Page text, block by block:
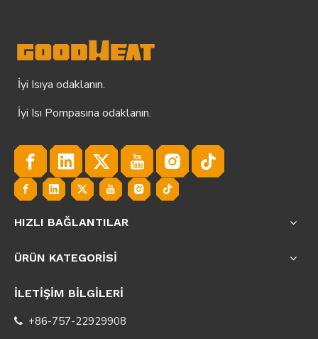
İyi Isıya odaklanın.
İyi Isı Pompasına odaklanın.
HIZLI BAĞLANTILAR
ÜRÜN KATEGORİSİ
İLETİŞİM BİLGİLERİ
 +86-757-22929908